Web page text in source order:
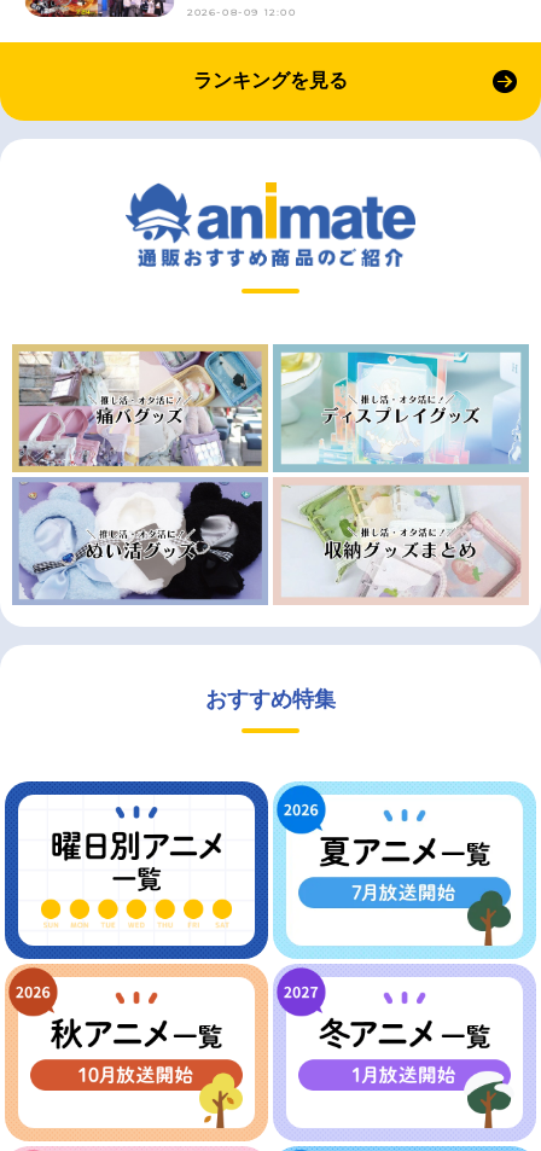
2026-08-09 12:00
ランキングを見る
おすすめ特集